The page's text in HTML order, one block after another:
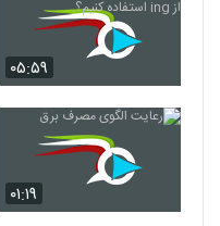
۰۵:۵۹
۰۱:۱۹